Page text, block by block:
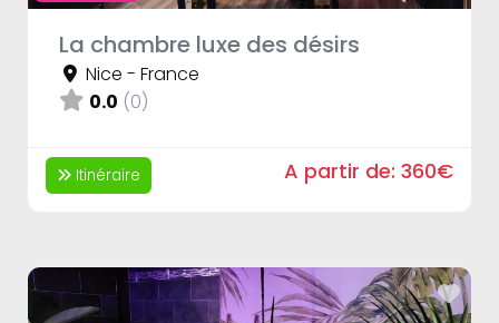
La chambre luxe des désirs
Nice - France
0.0 (0)
Itinéraire A partir de: 360€